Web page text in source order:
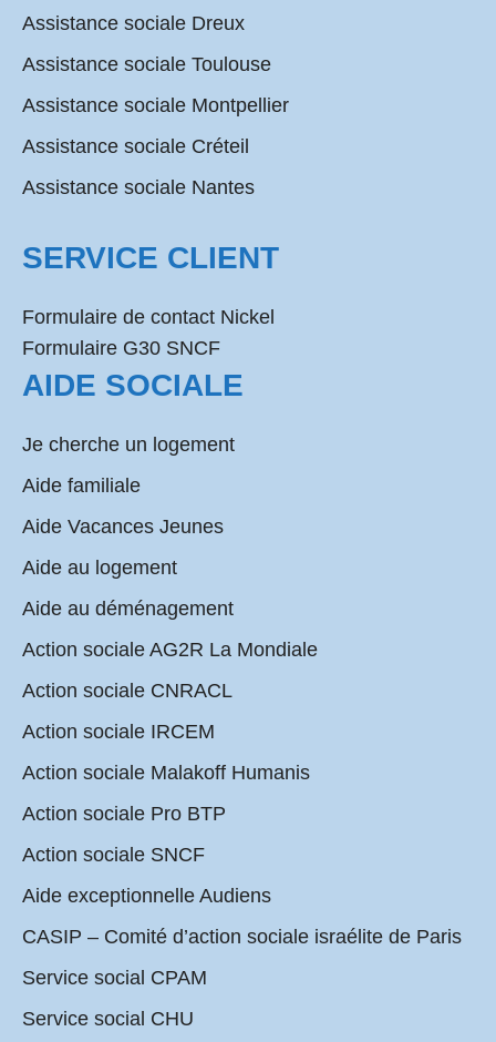
Assistance sociale Dreux
Assistance sociale Toulouse
Assistance sociale Montpellier
Assistance sociale Créteil
Assistance sociale Nantes
SERVICE CLIENT
Formulaire de contact Nickel
Formulaire G30 SNCF
AIDE SOCIALE
Je cherche un logement
Aide familiale
Aide Vacances Jeunes
Aide au logement
Aide au déménagement
Action sociale AG2R La Mondiale
Action sociale CNRACL
Action sociale IRCEM
Action sociale Malakoff Humanis
Action sociale Pro BTP
Action sociale SNCF
Aide exceptionnelle Audiens
CASIP – Comité d’action sociale israélite de Paris
Service social CPAM
Service social CHU